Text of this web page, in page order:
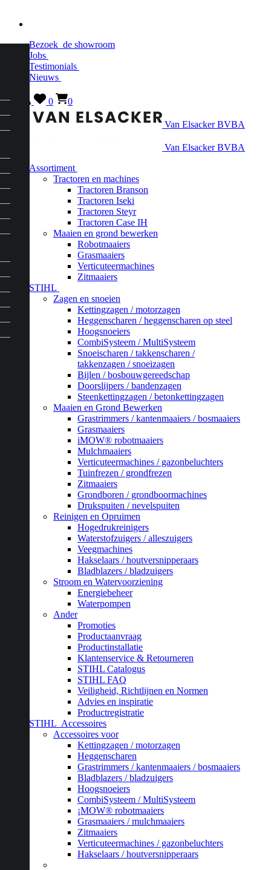
Bezoek de showroom
Jobs
Testimonials
Nieuws
0 0
Van Elsacker BVBA
Van Elsacker BVBA
Assortiment
Tractoren en machines
Tractoren Branson
Tractoren Iseki
Tractoren Steyr
Tractoren Case IH
Maaien en grond bewerken
Robotmaaiers
Grasmaaiers
Verticuteermachines
Zitmaaiers
STIHL
Zagen en snoeien
Kettingzagen / motorzagen
Heggenscharen / heggenscharen op steel
Hoogsnoeiers
CombiSysteem / MultiSysteem
Snoeischaren / takkenscharen /
takkenzagen / snoeizagen
Bijlen / bosbouwgereedschap
Doorslijpers / bandenzagen
Steenkettingzagen / betonkettingzagen
Maaien en Grond Bewerken
Grastrimmers / kantenmaaiers / bosmaaiers
Grasmaaiers
iMOW® robotmaaiers
Mulchmaaiers
Verticuteermachines / gazonbeluchters
Tuinfrezen / grondfrezen
Zitmaaiers
Grondboren / grondboormachines
Drukspuiten / nevelspuiten
Reinigen en Opruimen
Hogedrukreinigers
Waterstofzuigers / alleszuigers
Veegmachines
Hakselaars / houtversnipperaars
Bladblazers / bladzuigers
Stroom en Watervoorziening
Energiebeheer
Waterpompen
Ander
Promoties
Productaanvraag
Productinstallatie
Klantenservice & Retourneren
STIHL Catalogus
STIHL FAQ
Veiligheid, Richtlijnen en Normen
Advies en inspiratie
Productregistratie
STIHL Accessoires
Accessoires voor
Kettingzagen / motorzagen
Heggenscharen
Grastrimmers / kantenmaaiers / bosmaaiers
Bladblazers / bladzuigers
Hoogsnoeiers
CombiSysteem / MultiSysteem
¡MOW® robotmaaiers
Grasmaaiers / mulchmaaiers
Zitmaaiers
Verticuteermachines / gazonbeluchters
Hakselaars / houtversnipperaars